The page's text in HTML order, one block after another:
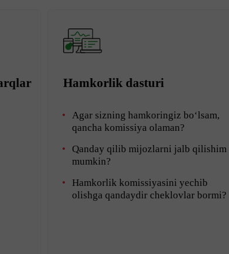
Hamkorlik dasturi
Agar sizning hamkoringiz bo‘lsam,
qancha komissiya olaman?
Qanday qilib mijozlarni jalb qilishim
mumkin?
Hamkorlik komissiyasini yechib
olishga qandaydir cheklovlar bormi?